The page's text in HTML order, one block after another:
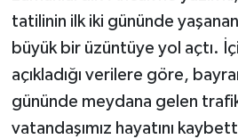
tatilinin ilk iki gününde
büyük bir üzüntüye yol açtı.
açıkladığı verilere göre,
gününde meydana gelen
vatandaşımız hayatını
MEDYA
OTOMOTİV
TEKNOLOJİ